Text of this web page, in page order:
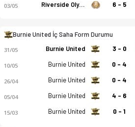
03/05 Riverside Olympic FC 2 6 - 5
Burnie United İç Saha Form Durumu
31/05 Burnie United 3 - 0
10/05 Burnie United 0 - 4
26/04 Burnie United 0 - 4
05/04 Burnie United 4 - 6
15/03 Burnie United 0 - 1